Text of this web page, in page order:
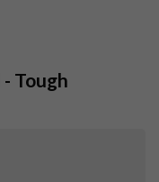
- Tough